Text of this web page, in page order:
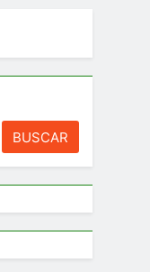
BUSCAR